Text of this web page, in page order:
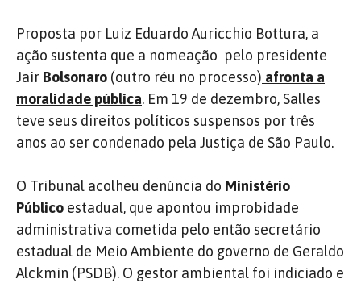
Proposta por Luiz Eduardo Auricchio Bottura, a
ação sustenta que a nomeação pelo presidente
Jair Bolsonaro (outro réu no processo) afronta a
moralidade pública. Em 19 de dezembro, Salles
teve seus direitos políticos suspensos por três
anos ao ser condenado pela Justiça de São Paulo.
O Tribunal acolheu denúncia do Ministério
Público estadual, que apontou improbidade
administrativa cometida pelo então secretário
estadual de Meio Ambiente do governo de Geraldo
Alckmin (PSDB). O gestor ambiental foi indiciado e